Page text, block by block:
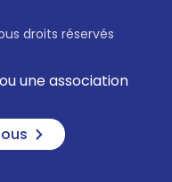
droits réservés
une association